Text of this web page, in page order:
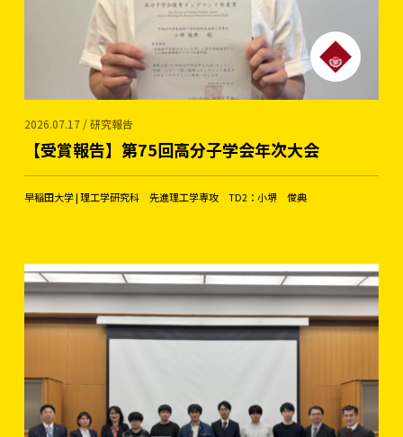
2026.07.17 / 研究報告
【受賞報告】第75回高分子学会年次大会
早稲田大学 | 理工学研究科 先進理工学専攻 TD2：小堺 俊典